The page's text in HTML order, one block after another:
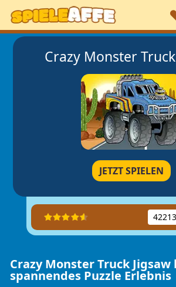
Crazy Monster
JETZT SPIELEN
Crazy Monster Truck
spannendes Puzzle Erlebnis